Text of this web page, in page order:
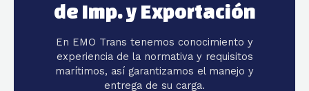
de Imp. y Exportación
En EMO Trans tenemos conocimiento y
experiencia de la normativa y requisitos
marítimos, así garantizamos el manejo y
entrega de su carga.